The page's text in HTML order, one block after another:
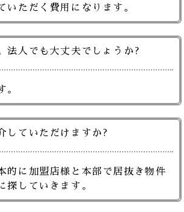
いただく費用になります。
法人でも大丈夫でしょうか?
。
していただけますか?
的に加盟店様と本部で居抜き物件
探していきます。